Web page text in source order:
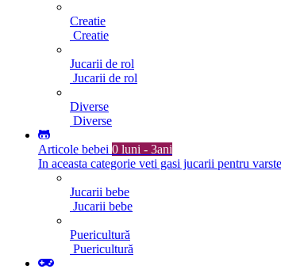
Creatie
Creatie
Jucarii de rol
Jucarii de rol
Diverse
Diverse
Articole bebei 0 luni - 3ani
In aceasta categorie veti gasi jucarii pentru
Jucarii bebe
Jucarii bebe
Puericultură
Puericultură